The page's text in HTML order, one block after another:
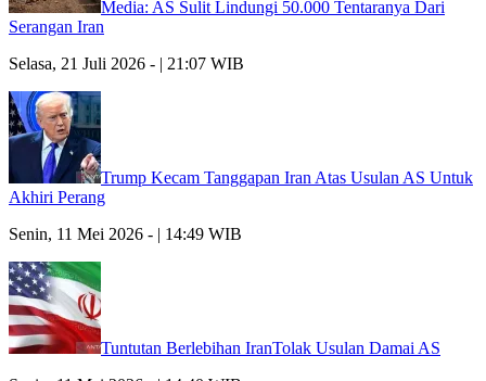
Media: AS Sulit Lindungi 50.000 Tentaranya Dari
Serangan Iran
Selasa, 21 Juli 2026 - | 21:07 WIB
Trump Kecam Tanggapan Iran Atas Usulan AS Untuk
Akhiri Perang
Senin, 11 Mei 2026 - | 14:49 WIB
Tuntutan Berlebihan IranTolak Usulan Damai AS